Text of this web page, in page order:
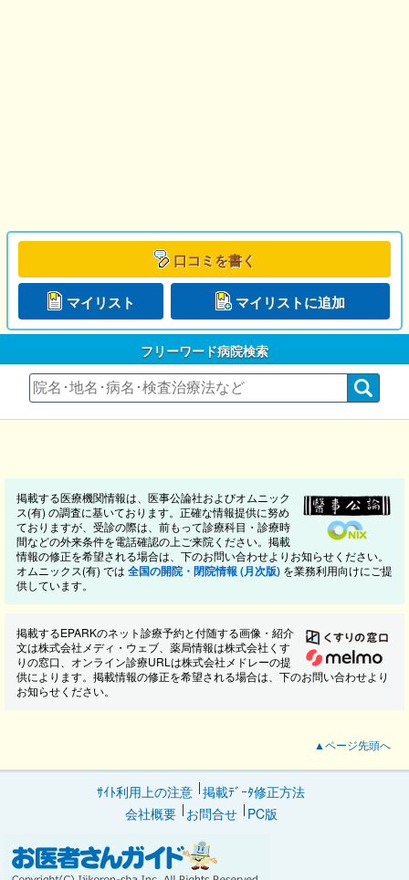
口コミを書く
マイリスト マイリストに追加
フリーワード病院検索
掲載する医療機関情報は、医事公論社およびオムニック
ス(有) の調査に基いております。正確な情報提供に努め
ておりますが、受診の際は、前もって診療科目・診療時
間などの外来条件を電話確認の上ご来院ください。掲載
情報の修正を希望される場合は、下のお問い合わせよりお知らせください。
オムニックス(有) では 全国の開院・閉院情報 (月次版) を業務利用向けにご提
供しています。
掲載するEPARKのネット診療予約と付随する画像・紹介
文は株式会社メディ・ウェブ、薬局情報は株式会社くす
りの窓口、オンライン診療URLは株式会社メドレーの提
供によります。掲載情報の修正を希望される場合は、下のお問い合わせより
お知らせください。
▲ページ先頭へ
ｻｲﾄ利用上の注意 掲載ﾃﾞｰﾀ修正方法
会社概要
お問合せ PC版